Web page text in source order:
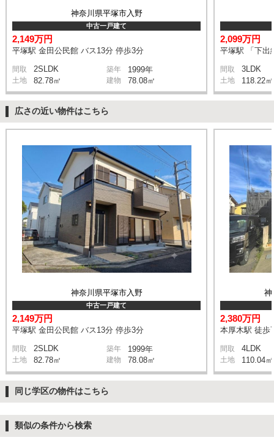
神奈川県平塚市入野
中古一戸建て
2,149万円
平塚駅 金田公民館 バス13分 停歩3分
間取 2SLDK 築年 1999年
土地 82.78㎡ 建物 78.08㎡
2,099万円
平塚駅 「下出
間取 3LDK
土地 118.22㎡
広さの近い物件はこちら
神奈川県平塚市入野
中古一戸建て
2,149万円
平塚駅 金田公民館 バス13分 停歩3分
間取 2SLDK 築年 1999年
土地 82.78㎡ 建物 78.08㎡
神
2,380万円
本厚木駅 徒歩
間取 4LDK
土地 110.04㎡
同じ学区の物件はこちら
類似の条件から検索